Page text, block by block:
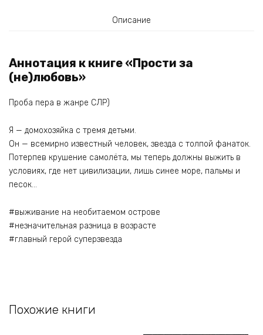
Описание
Аннотация к книге «Прости за
(не)любовь»
Проба пера в жанре СЛР)
Я — домохозяйка с тремя детьми.
Он — всемирно известный человек, звезда с толпой фанаток.
Потерпев крушение самолёта, мы теперь должны выжить в
условиях, где нет цивилизации, лишь синее море, пальмы и
песок…
#выживание на необитаемом острове
#незначительная разница в возрасте
#главный герой суперзвезда
Похожие книги